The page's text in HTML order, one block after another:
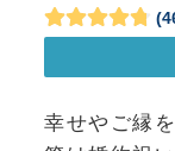
幸せやご縁